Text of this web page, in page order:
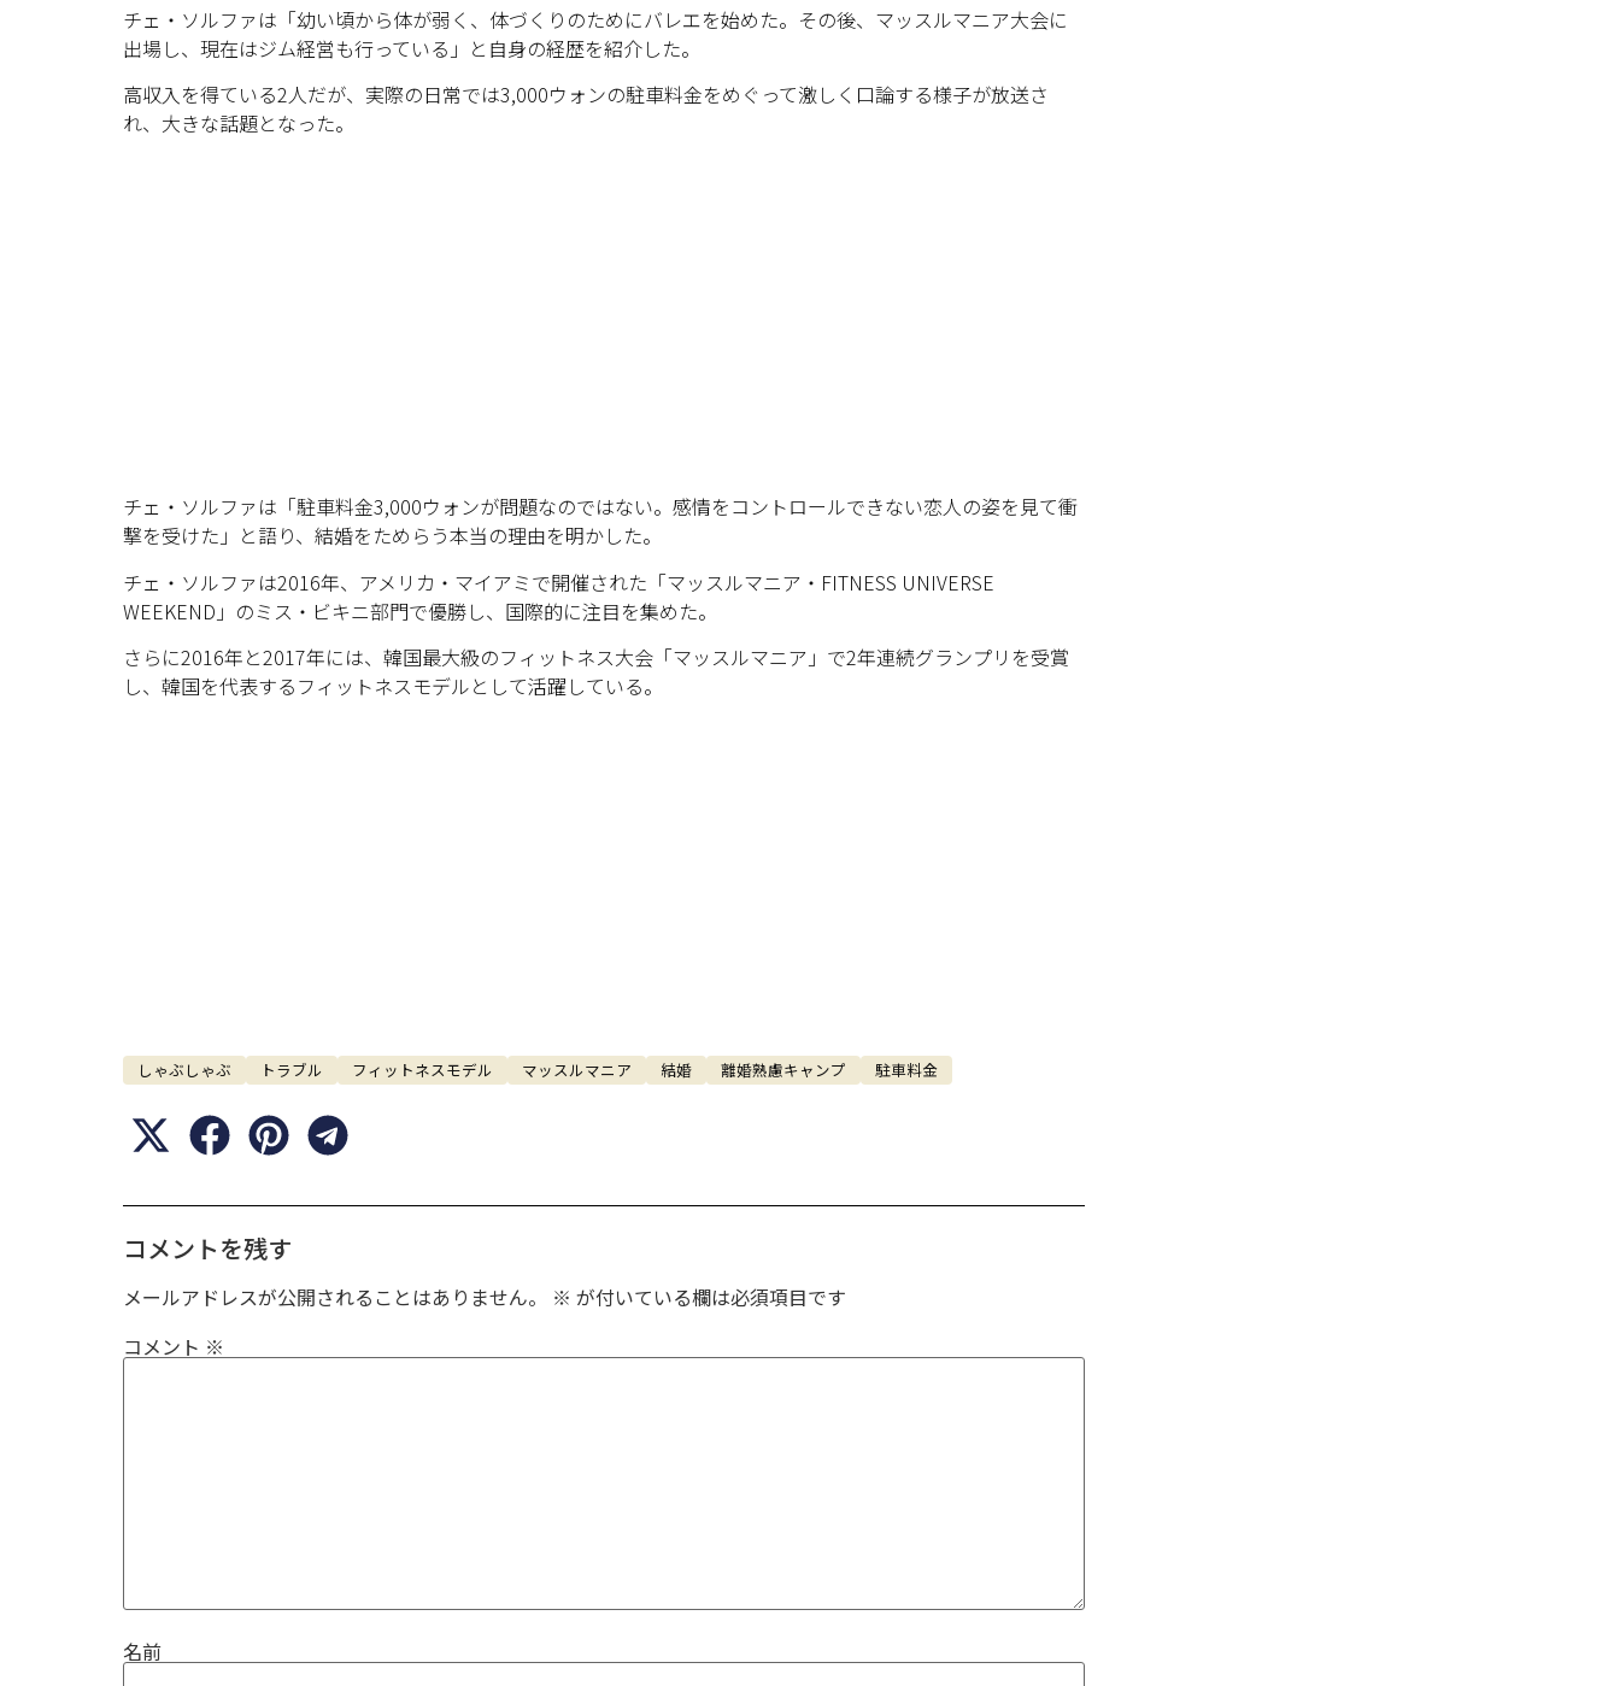
チェ・ソルファは「幼い頃から体が弱く、体づくりのためにバレエを始めた。その後、マッスルマニア大会に
出場し、現在はジム経営も行っている」と自身の経歴を紹介した。
高収入を得ている2人だが、実際の日常では3,000ウォンの駐車料金をめぐって激しく口論する様子が放送さ
れ、大きな話題となった。
チェ・ソルファは「駐車料金3,000ウォンが問題なのではない。感情をコントロールできない恋人の姿を見て衝
撃を受けた」と語り、結婚をためらう本当の理由を明かした。
チェ・ソルファは2016年、アメリカ・マイアミで開催された「マッスルマニア・FITNESS UNIVERSE
WEEKEND」のミス・ビキニ部門で優勝し、国際的に注目を集めた。
さらに2016年と2017年には、韓国最大級のフィットネス大会「マッスルマニア」で2年連続グランプリを受賞
し、韓国を代表するフィットネスモデルとして活躍している。
しゃぶしゃぶ トラブル フィットネスモデル マッスルマニア 結婚 離婚熟慮キャンプ 駐車料金
コメントを残す
メールアドレスが公開されることはありません。 ※ が付いている欄は必須項目です
コメント ※
名前